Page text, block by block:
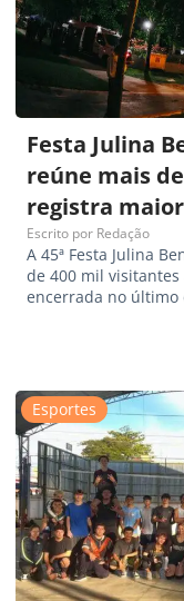
Festa Julina
reúne mais
registra
Escrito por Redação
A 45ª Festa Julina
de 400 mil
encerrada no último
Esportes